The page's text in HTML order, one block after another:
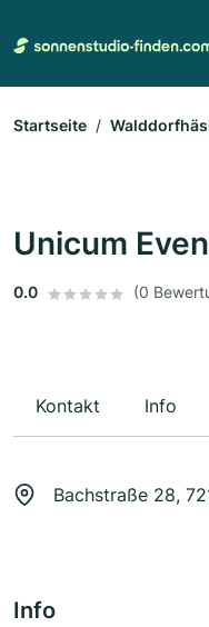
Startseite
Unicum
0.0 (0
Kontakt Info
Bachstraße 28,
Info